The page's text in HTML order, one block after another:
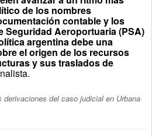
de los nombres
contable y los
Seguridad Aeroportuaria (PSA)
argentina debe una
el origen de los recursos
y sus traslados de
del caso judicial en Urbana